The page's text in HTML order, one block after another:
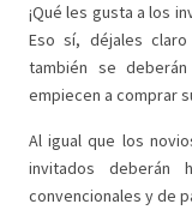
¡Qué les gusta a los
Eso sí, déjales
también se
empiecen a comprar
Al igual que los
invitados deberán
convencionales y de